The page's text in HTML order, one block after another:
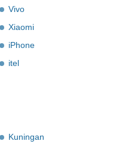
Vivo
Xiaomi
iPhone
itel
Kuningan